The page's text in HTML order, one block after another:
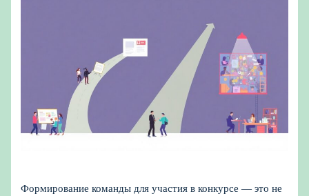
Формирование команды для участия в конкурсе — это не